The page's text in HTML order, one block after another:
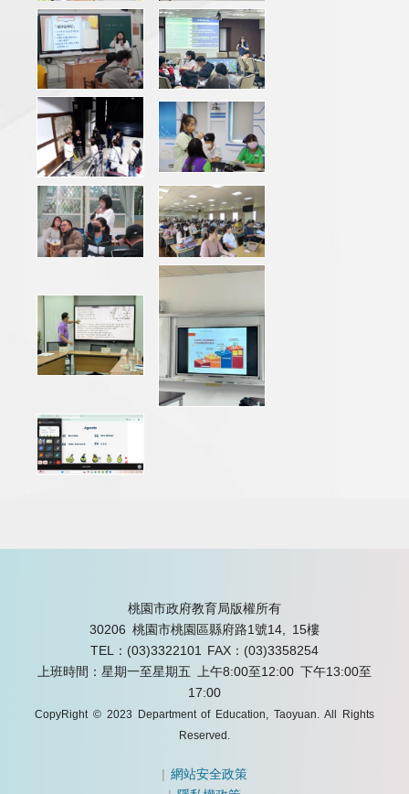
桃園市政府教育局版權所有
30206 桃園市桃園區縣府路1號14, 15樓
TEL：(03)3322101
FAX：(03)3358254
上班時間：星期一至星期五 上午8:00至12:00 下午13:00至
17:00
CopyRight © 2023 Department of Education, Taoyuan. All Rights
Reserved.
|網站安全政策